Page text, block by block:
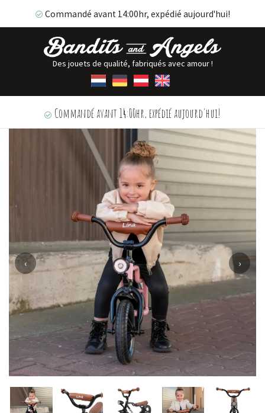
Commandé avant 14:00hr, expédié aujourd'hui!
Des jouets de qualité, fabriqués avec amour !
Commandé avant 14:00hr, expédié aujourd'hui!
‹ ›